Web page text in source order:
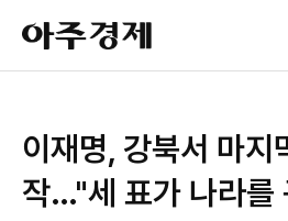
아
주
경
이재명, 강북서 마지
작…"세 표가 나라를